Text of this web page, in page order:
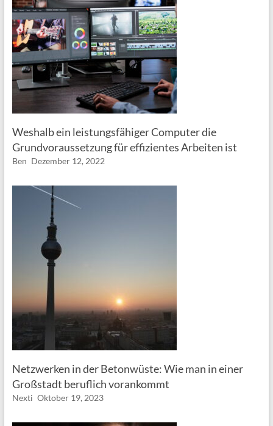
Weshalb ein leistungsfähiger Computer die
Grundvoraussetzung für effizientes Arbeiten ist
Ben Dezember 12, 2022
Netzwerken in der Betonwüste: Wie man in einer
Großstadt beruflich vorankommt
Nexti Oktober 19, 2023